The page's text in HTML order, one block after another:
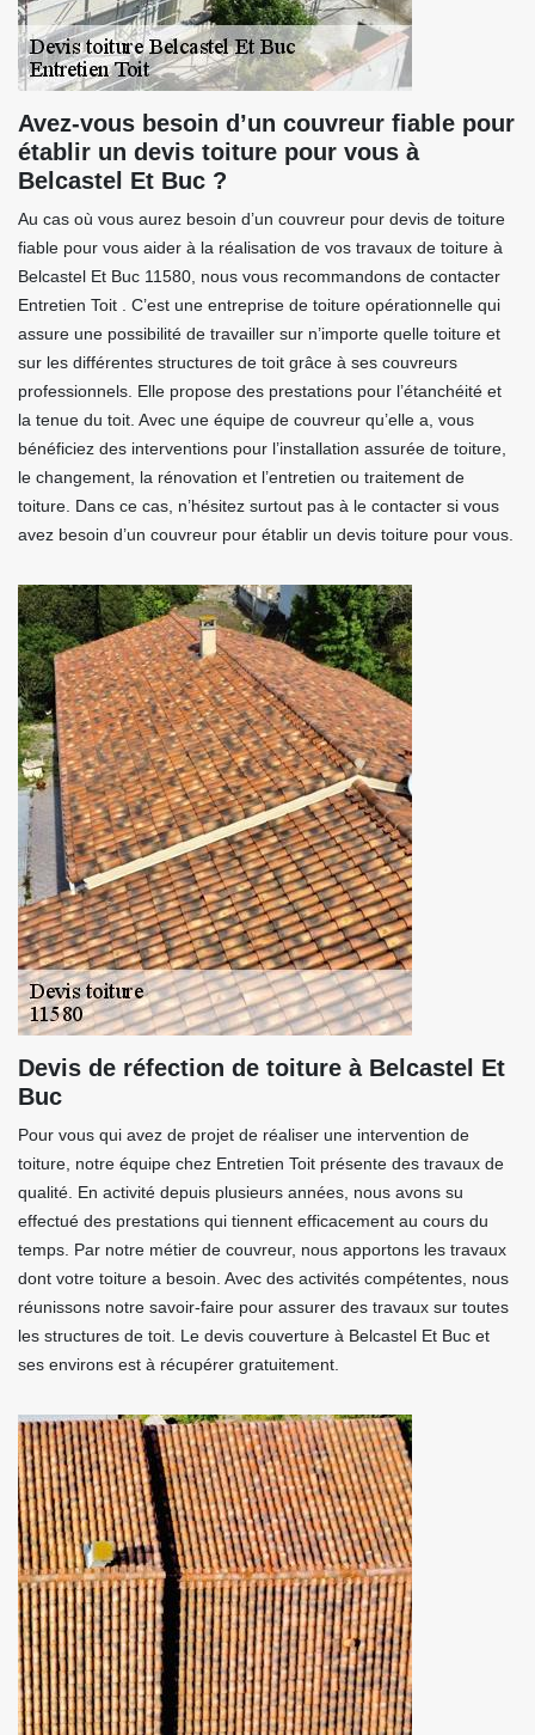
Avez-vous besoin d’un couvreur fiable pour
établir un devis toiture pour vous à
Belcastel Et Buc ?
Au cas où vous aurez besoin d’un couvreur pour devis de toiture
fiable pour vous aider à la réalisation de vos travaux de toiture à
Belcastel Et Buc 11580, nous vous recommandons de contacter
Entretien Toit . C’est une entreprise de toiture opérationnelle qui
assure une possibilité de travailler sur n’importe quelle toiture et
sur les différentes structures de toit grâce à ses couvreurs
professionnels. Elle propose des prestations pour l’étanchéité et
la tenue du toit. Avec une équipe de couvreur qu’elle a, vous
bénéficiez des interventions pour l’installation assurée de toiture,
le changement, la rénovation et l’entretien ou traitement de
toiture. Dans ce cas, n’hésitez surtout pas à le contacter si vous
avez besoin d’un couvreur pour établir un devis toiture pour vous.
Devis de réfection de toiture à Belcastel Et
Buc
Pour vous qui avez de projet de réaliser une intervention de
toiture, notre équipe chez Entretien Toit présente des travaux de
qualité. En activité depuis plusieurs années, nous avons su
effectué des prestations qui tiennent efficacement au cours du
temps. Par notre métier de couvreur, nous apportons les travaux
dont votre toiture a besoin. Avec des activités compétentes, nous
réunissons notre savoir-faire pour assurer des travaux sur toutes
les structures de toit. Le devis couverture à Belcastel Et Buc et
ses environs est à récupérer gratuitement.